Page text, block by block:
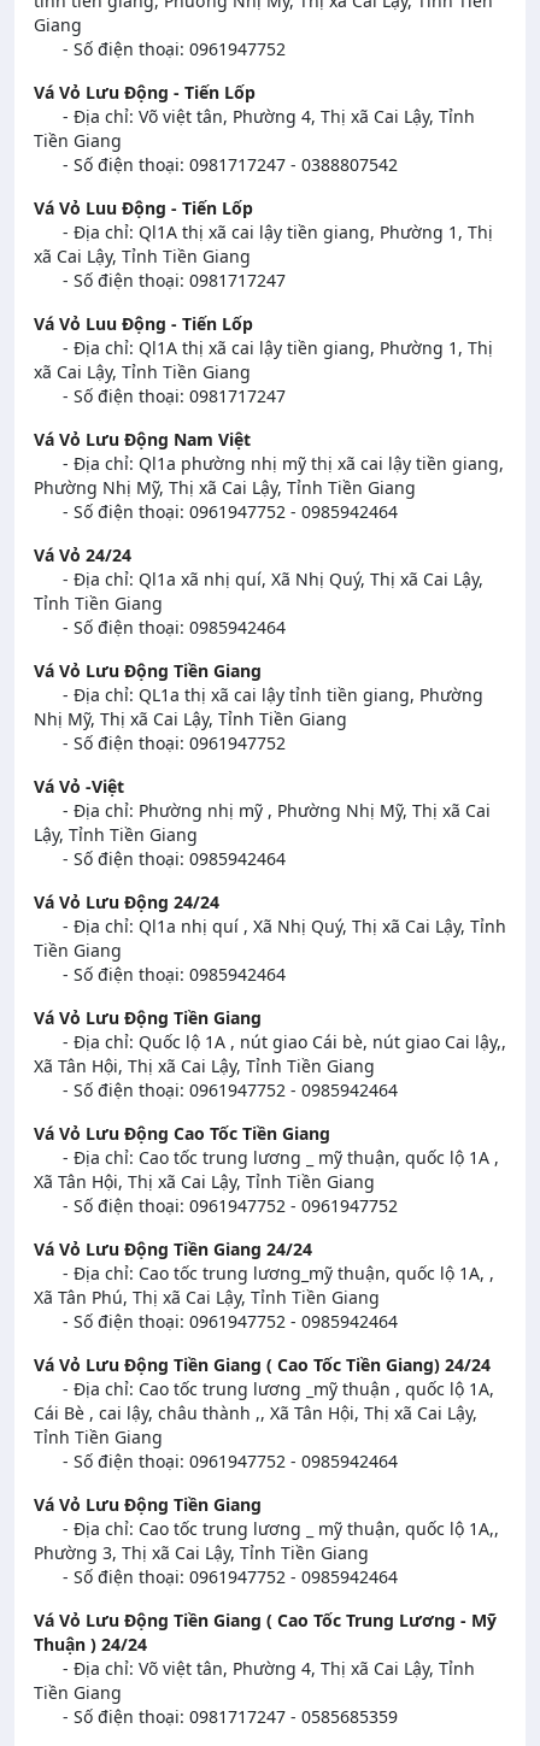
Giang
- Số điện thoại: 0961947752
Vá Vỏ Lưu Động - Tiến Lốp
- Địa chỉ: Võ việt tân, Phường 4, Thị xã Cai Lậy, Tỉnh
Tiền Giang
- Số điện thoại: 0981717247 - 0388807542
Vá Vỏ Luu Động - Tiến Lốp
- Địa chỉ: Ql1A thị xã cai lậy tiền giang, Phường 1, Thị
xã Cai Lậy, Tỉnh Tiền Giang
- Số điện thoại: 0981717247
Vá Vỏ Luu Động - Tiến Lốp
- Địa chỉ: Ql1A thị xã cai lậy tiền giang, Phường 1, Thị
xã Cai Lậy, Tỉnh Tiền Giang
- Số điện thoại: 0981717247
Vá Vỏ Lưu Động Nam Việt
- Địa chỉ: Ql1a phường nhị mỹ thị xã cai lậy tiền giang,
Phường Nhị Mỹ, Thị xã Cai Lậy, Tỉnh Tiền Giang
- Số điện thoại: 0961947752 - 0985942464
Vá Vỏ 24/24
- Địa chỉ: Ql1a xã nhị quí, Xã Nhị Quý, Thị xã Cai Lậy,
Tỉnh Tiền Giang
- Số điện thoại: 0985942464
Vá Vỏ Lưu Động Tiền Giang
- Địa chỉ: QL1a thị xã cai lậy tỉnh tiền giang, Phường
Nhị Mỹ, Thị xã Cai Lậy, Tỉnh Tiền Giang
- Số điện thoại: 0961947752
Vá Vỏ -Việt
- Địa chỉ: Phường nhị mỹ , Phường Nhị Mỹ, Thị xã Cai
Lậy, Tỉnh Tiền Giang
- Số điện thoại: 0985942464
Vá Vỏ Lưu Động 24/24
- Địa chỉ: Ql1a nhị quí , Xã Nhị Quý, Thị xã Cai Lậy, Tỉnh
Tiền Giang
- Số điện thoại: 0985942464
Vá Vỏ Lưu Động Tiền Giang
- Địa chỉ: Quốc lộ 1A , nút giao Cái bè, nút giao Cai lậy,,
Xã Tân Hội, Thị xã Cai Lậy, Tỉnh Tiền Giang
- Số điện thoại: 0961947752 - 0985942464
Vá Vỏ Lưu Động Cao Tốc Tiền Giang
- Địa chỉ: Cao tốc trung lương _ mỹ thuận, quốc lộ 1A ,
Xã Tân Hội, Thị xã Cai Lậy, Tỉnh Tiền Giang
- Số điện thoại: 0961947752 - 0961947752
Vá Vỏ Lưu Động Tiền Giang 24/24
- Địa chỉ: Cao tốc trung lương_mỹ thuận, quốc lộ 1A, ,
Xã Tân Phú, Thị xã Cai Lậy, Tỉnh Tiền Giang
- Số điện thoại: 0961947752 - 0985942464
Vá Vỏ Lưu Động Tiền Giang ( Cao Tốc Tiền Giang) 24/24
- Địa chỉ: Cao tốc trung lương _mỹ thuận , quốc lộ 1A,
Cái Bè , cai lậy, châu thành ,, Xã Tân Hội, Thị xã Cai Lậy,
Tỉnh Tiền Giang
- Số điện thoại: 0961947752 - 0985942464
Vá Vỏ Lưu Động Tiền Giang
- Địa chỉ: Cao tốc trung lương _ mỹ thuận, quốc lộ 1A,,
Phường 3, Thị xã Cai Lậy, Tỉnh Tiền Giang
- Số điện thoại: 0961947752 - 0985942464
Vá Vỏ Lưu Động Tiền Giang ( Cao Tốc Trung Lương - Mỹ
Thuận ) 24/24
- Địa chỉ: Võ việt tân, Phường 4, Thị xã Cai Lậy, Tỉnh
Tiền Giang
- Số điện thoại: 0981717247 - 0585685359